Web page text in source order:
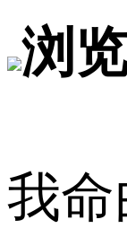
浏
我命